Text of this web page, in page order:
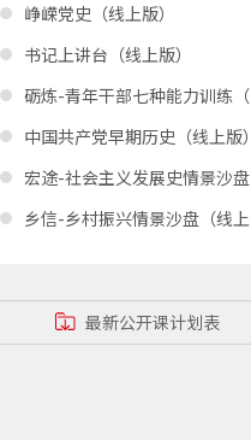
峥嵘党史（线上版）
书记上讲台（线上版）
砺炼-青年干部七种能力训练（线上版）
中国共产党早期历史（线上版）
宏途-社会主义发展史情景沙盘（线上版）
乡信-乡村振兴情景沙盘（线上版）
最新公开课计划表